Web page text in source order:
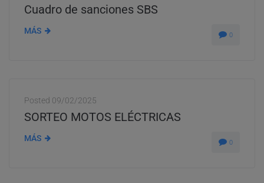
Cuadro de sanciones SBS
MÁS 0
Posted 09/02/2025
SORTEO MOTOS ELÉCTRICAS
MÁS 0